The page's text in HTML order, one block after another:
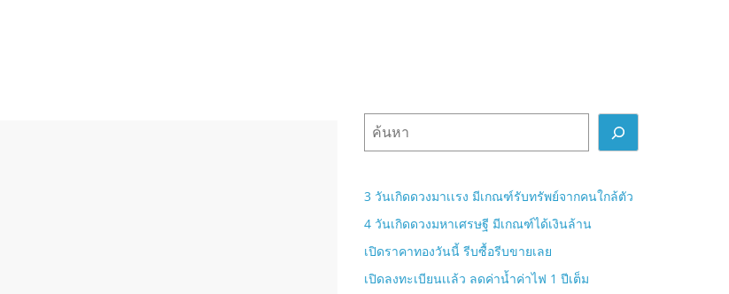
3 วันเกิดดวงมาเเรง มีเกณฑ์รับทรัพย์จากคนใกล้ตัว
4 วันเกิดดวงมหาเศรษฐี มีเกณฑ์ได้เงินล้าน
เปิดราคาทองวันนี้ รีบซื้อรีบขายเลย
เปิดลงทะเบียนเเล้ว ลดค่าน้ำค่าไฟ 1 ปีเต็ม